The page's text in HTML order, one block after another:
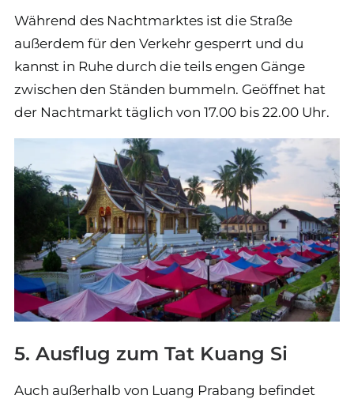
Während des Nachtmarktes ist die Straße
außerdem für den Verkehr gesperrt und du
kannst in Ruhe durch die teils engen Gänge
zwischen den Ständen bummeln. Geöffnet hat
der Nachtmarkt täglich von 17.00 bis 22.00 Uhr.
5. Ausflug zum Tat Kuang Si
Auch außerhalb von Luang Prabang befindet